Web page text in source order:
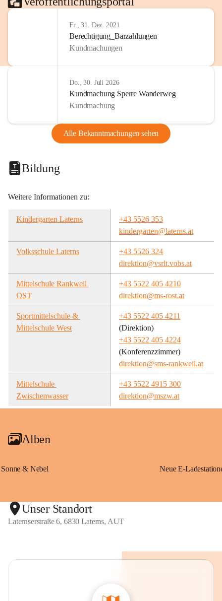
Fr., 31. Dez. 2021
Berechtigung_Barzahlungen
Kundmachungen
Do., 30. Juli 2026
Kundmachung Sperre Wanderweg
Kundmachung
Alle Bekanntmachungen sehen
Bildung
Weitere Informationen zu:
Kindergarten Laterns
+43 5526 353
kindergarten@laterns.at
Volksschule Laterns
+43 5526 324
direktion@vsrlt.vobs.at
Mittelschule Rankweil
OST
+43 5522 405 4210
direktion@ms-rost.at
Sportmittelschule &
Mittelschule West
+43 5522 405 4211
(Direktion)
+43 5522 405 4224
(Konferenzzimmer)
direktion@sms-rankweil.at
Mittelschule
Zwischenwasser
+43 5522 4915 300
direktion@mszw.at
Alben
Sonne & Nebel
Unser Standort
Laternserstraße 6, 6830 Laterns, AUT